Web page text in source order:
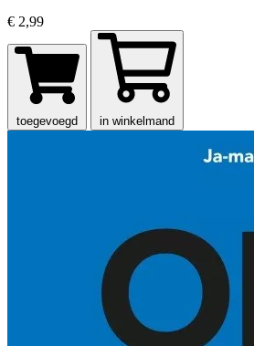
€ 2,99
toegevoegd in winkelmand